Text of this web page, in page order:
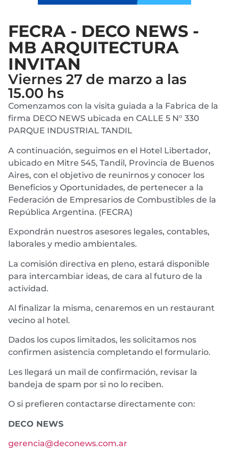
FECRA - DECO NEWS -
MB ARQUITECTURA
INVITAN
Viernes 27 de marzo a las
15.00 hs
Comenzamos con la visita guiada a la Fabrica de la
firma DECO NEWS ubicada en CALLE 5 N° 330
PARQUE INDUSTRIAL TANDIL
A continuación, seguimos en el Hotel Libertador,
ubicado en Mitre 545, Tandil, Provincia de Buenos
Aires, con el objetivo de reunirnos y conocer los
Beneficios y Oportunidades, de pertenecer a la
Federación de Empresarios de Combustibles de la
República Argentina. (FECRA)
Expondrán nuestros asesores legales, contables,
laborales y medio ambientales.
La comisión directiva en pleno, estará disponible
para intercambiar ideas, de cara al futuro de la
actividad.
Al finalizar la misma, cenaremos en un restaurant
vecino al hotel.
Dados los cupos limitados, les solicitamos nos
confirmen asistencia completando el formulario.
Les llegará un mail de confirmación, revisar la
bandeja de spam por si no lo reciben.
O si prefieren contactarse directamente con:
DECO NEWS
gerencia@deconews.com.ar